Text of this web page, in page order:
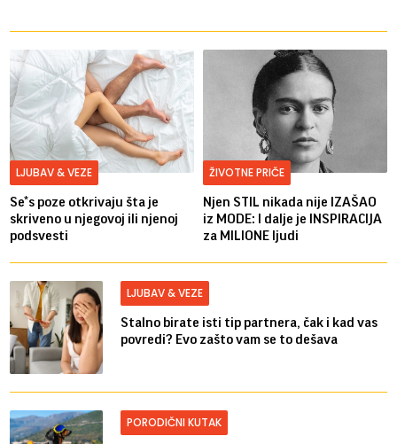
LJUBAV & VEZE
Se*s poze otkrivaju šta je
skriveno u njegovoj ili njenoj
podsvesti
ŽIVOTNE PRIČE
Njen STIL nikada nije IZAŠAO
iz MODE: I dalje je INSPIRACIJA
za MILIONE ljudi
LJUBAV & VEZE
Stalno birate isti tip partnera, čak i kad vas
povredi? Evo zašto vam se to dešava
PORODIČNI KUTAK